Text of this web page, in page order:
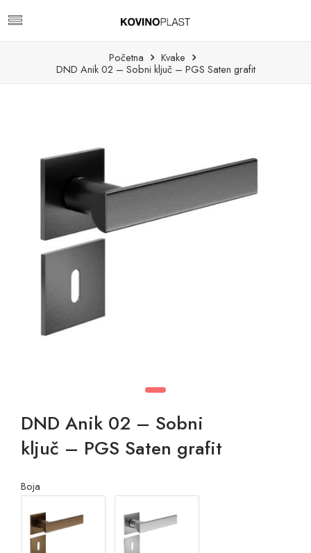
Početna
Kvake
DND Anik 02 – Sobni ključ – PGS Saten grafit
DND Anik 02 – Sobni
ključ – PGS Saten grafit
Boja